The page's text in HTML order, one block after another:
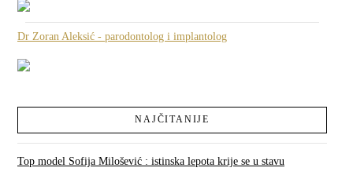
Dr Zoran Aleksić - parodontolog i implantolog
NAJČITANIJE
Top model Sofija Milošević : istinska lepota krije se u stavu